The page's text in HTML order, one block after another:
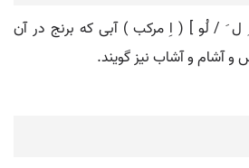
/ لُو ] ( اِ مرکب ) آبی که برنج در آن
و آشام و آشاب نیز گویند.